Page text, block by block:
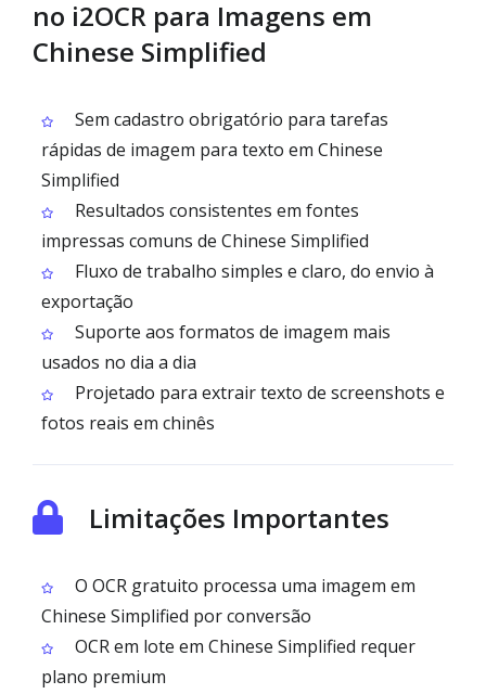
no i2OCR para Imagens em
Chinese Simplified
Sem cadastro obrigatório para tarefas
rápidas de imagem para texto em Chinese
Simplified
Resultados consistentes em fontes
impressas comuns de Chinese Simplified
Fluxo de trabalho simples e claro, do envio à
exportação
Suporte aos formatos de imagem mais
usados no dia a dia
Projetado para extrair texto de screenshots e
fotos reais em chinês
Limitações Importantes
O OCR gratuito processa uma imagem em
Chinese Simplified por conversão
OCR em lote em Chinese Simplified requer
plano premium